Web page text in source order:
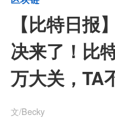
【比特日报
决来了！比
万大关，TA
文/Becky